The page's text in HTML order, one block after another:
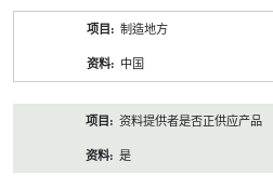
制造地方
中国
资料提供者是否正供应产品
是